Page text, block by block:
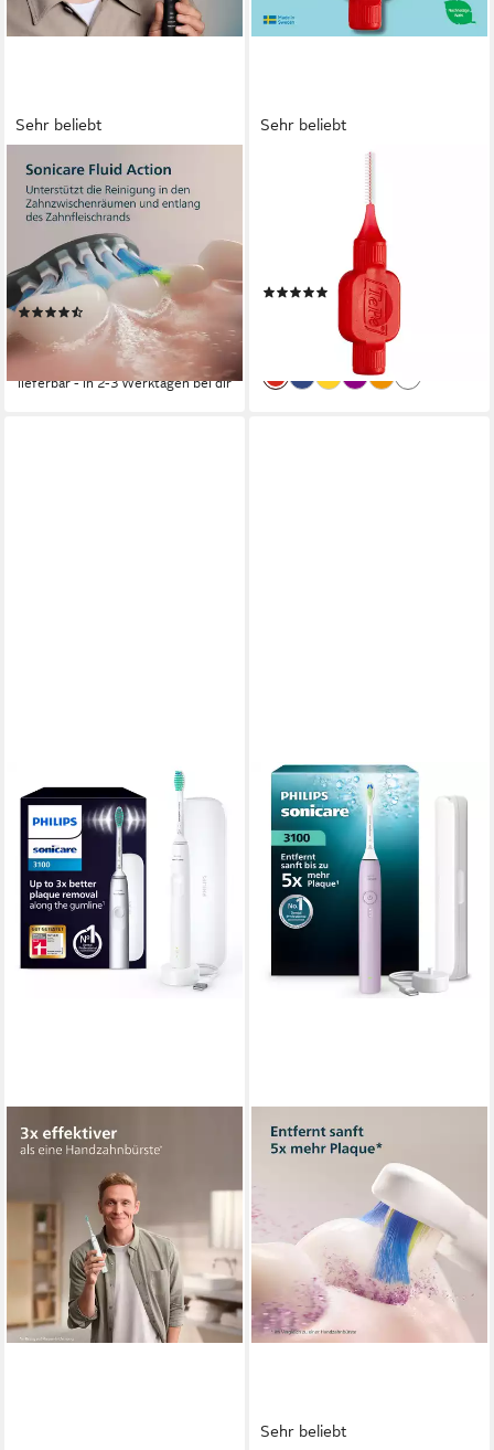
Sehr beliebt
PHILIPS SONICARE
Elektrische Zahnbürste
DiamondClean 9000 HX9914
Schalltechnologie Technologie
2 St. Aufsteckbürsten
4 Reinigungsprogramme
(297)
ab 214,99 € UVP349,99 €
-39%
lieferbar - in 2-3 Werktagen bei dir
Sehr beliebt
Interdentalbürsten Original
Zahnreinigungsstäbchen aus
Schweden, Effiziente
Zahnpflege, ISO-Größe 2, 20
Stk.
(40)
(0,65 €/ 1 Stk)
lieferbar - in 6-7 Werktagen bei dir
Sehr beliebt